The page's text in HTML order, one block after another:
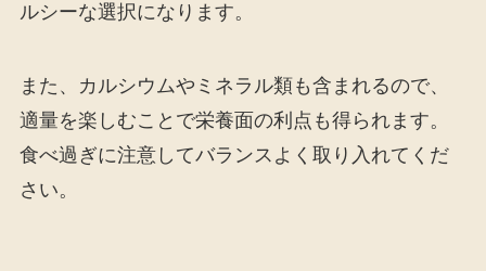
ルシーな選択になります。
また、カルシウムやミネラル類も含まれるので、
適量を楽しむことで栄養面の利点も得られます。
食べ過ぎに注意してバランスよく取り入れてくだ
さい。